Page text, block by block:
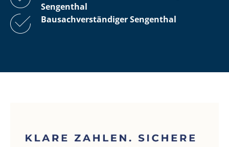
Sengenthal
Bau­sach­ver­stän­di­ger Sengenthal